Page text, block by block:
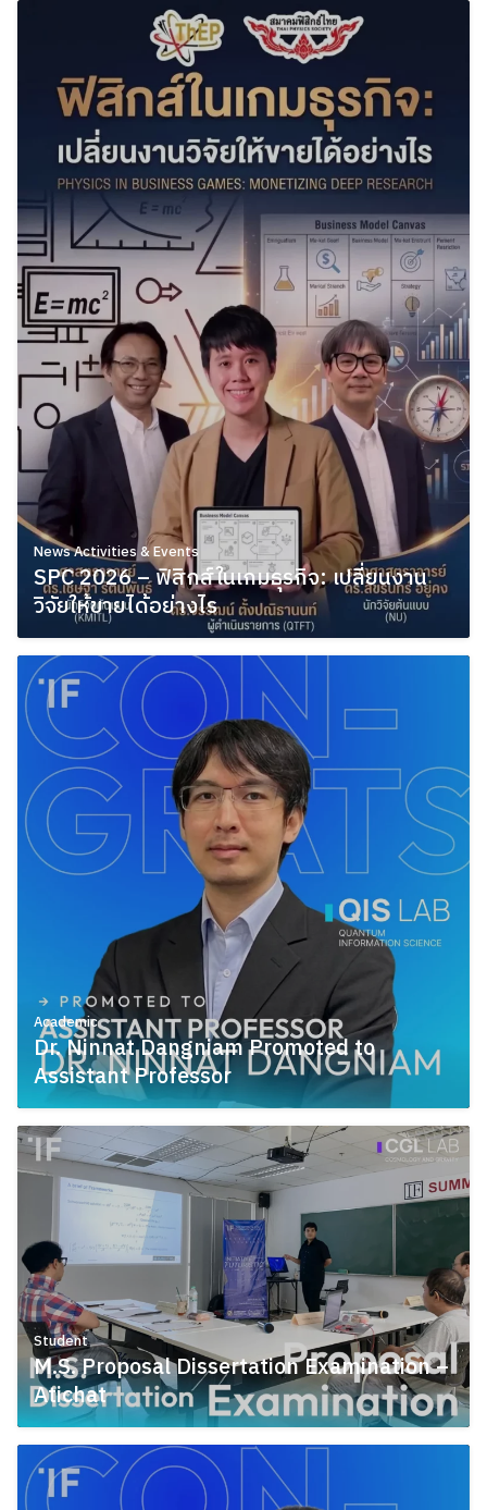
Search
for:
Search
News Activities & Events
SPC 2026 – ฟิสิกส์ในเกมธุรกิจ: เปลี่ยนงาน
วิจัยให้ขายได้อย่างไร
May 24, 2026
Academic
Dr. Ninnat Dangniam Promoted to
Assistant Professor
May 12, 2026
Student
M.S. Proposal Dissertation Examination –
Atichat
May 12, 2026